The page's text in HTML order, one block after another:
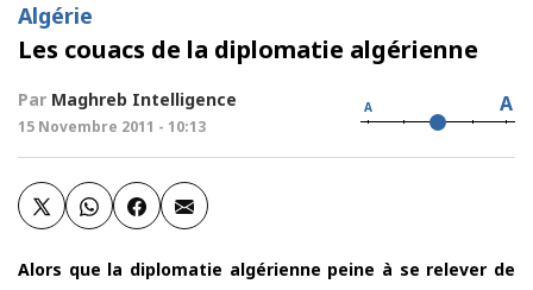
Algérie
Les couacs de la diplomatie algérienne
Par Maghreb Intelligence
15 Novembre 2011 - 10:13
A A
Alors que la diplomatie algérienne peine à se relever de